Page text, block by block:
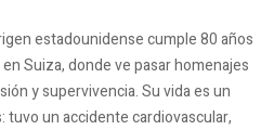
estadounidense cumple 80 años
Suiza, donde ve pasar homenajes
y supervivencia. Su vida es un
un accidente cardiovascular,